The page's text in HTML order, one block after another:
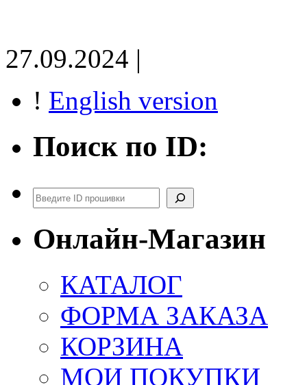
27.09.2024 |
! English version
Поиск по ID:
Поиск
Онлайн-Магазин
КАТАЛОГ
ФОРМА ЗАКАЗА
КОРЗИНА
МОИ ПОКУПКИ